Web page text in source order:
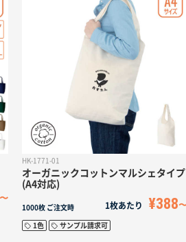
HK-1771-01
オーガニックコットンマルシェタイプ
(A4対応)
1000枚 ご注文時 1枚あたり ¥388
1色 サンプル請求可